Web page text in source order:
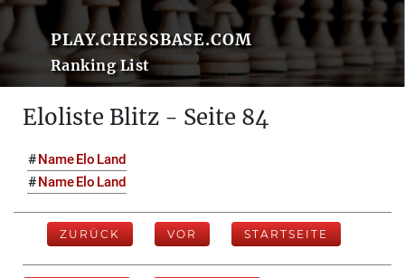
PLAY.CHESSBASE.COM
Ranking List
Eloliste Blitz - Seite 84
#NameElo Land
#NameElo Land
ZURÜCK VOR STARTSEITE